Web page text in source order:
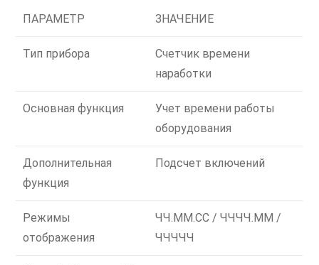
ПАРАМЕТР ЗНАЧЕНИЕ
Тип прибора
Счетчик времени
наработки
Основная функция
Учет времени работы
оборудования
Дополнительная
функция
Подсчет включений
Режимы
отображения
ЧЧ.ММ.СС / ЧЧЧЧ.ММ /
ЧЧЧЧЧ